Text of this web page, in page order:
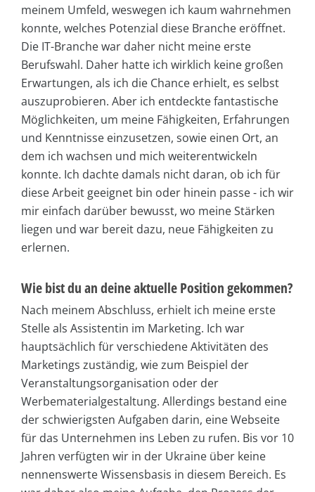
meinem Umfeld, weswegen ich kaum wahrnehmen
konnte, welches Potenzial diese Branche eröffnet.
Die IT-Branche war daher nicht meine erste
Berufswahl. Daher hatte ich wirklich keine großen
Erwartungen, als ich die Chance erhielt, es selbst
auszuprobieren. Aber ich entdeckte fantastische
Möglichkeiten, um meine Fähigkeiten, Erfahrungen
und Kenntnisse einzusetzen, sowie einen Ort, an
dem ich wachsen und mich weiterentwickeln
konnte. Ich dachte damals nicht daran, ob ich für
diese Arbeit geeignet bin oder hinein passe - ich wir
mir einfach darüber bewusst, wo meine Stärken
liegen und war bereit dazu, neue Fähigkeiten zu
erlernen.
Wie bist du an deine aktuelle Position gekommen?
Nach meinem Abschluss, erhielt ich meine erste
Stelle als Assistentin im Marketing. Ich war
hauptsächlich für verschiedene Aktivitäten des
Marketings zuständig, wie zum Beispiel der
Veranstaltungsorganisation oder der
Werbematerialgestaltung. Allerdings bestand eine
der schwierigsten Aufgaben darin, eine Webseite
für das Unternehmen ins Leben zu rufen. Bis vor 10
Jahren verfügten wir in der Ukraine über keine
nennenswerte Wissensbasis in diesem Bereich. Es